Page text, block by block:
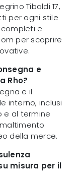
Tibaldi 17,
per ogni stile
e
per scoprire
e
Rho?
e il
interno, inclusi
e al termine
della merce.
misura per il